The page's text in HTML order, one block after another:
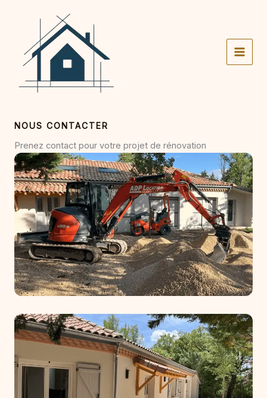
NOUS CONTACTER
Prenez contact pour votre projet de rénovation